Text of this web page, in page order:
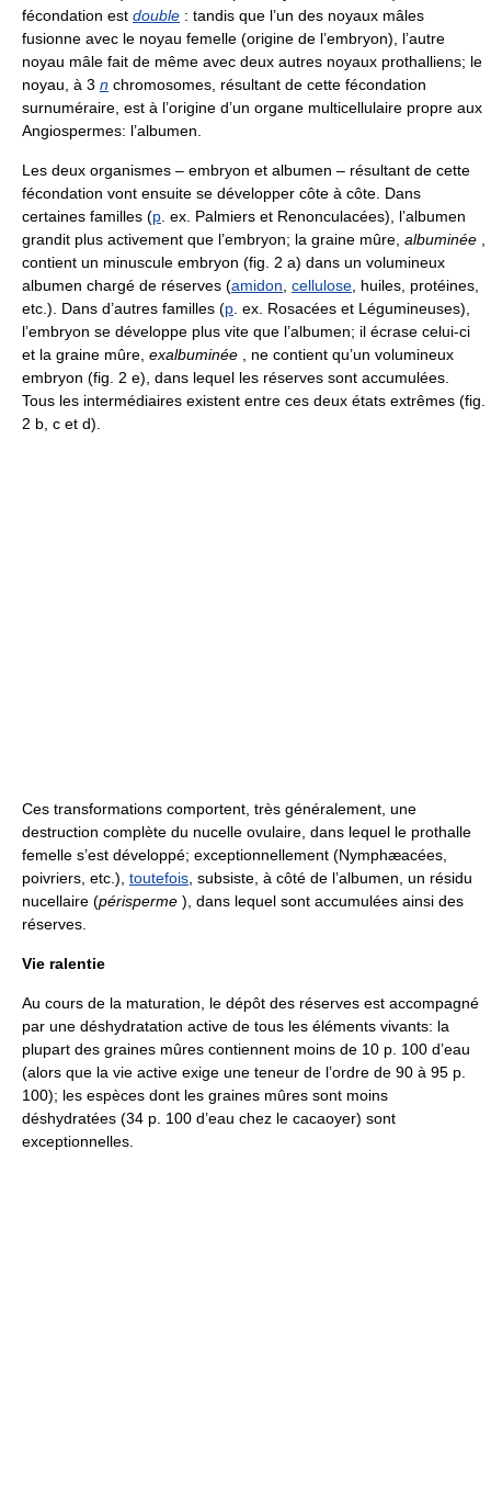
fécondation est double : tandis que l’un des noyaux mâles
fusionne avec le noyau femelle (origine de l’embryon), l’autre
noyau mâle fait de même avec deux autres noyaux prothalliens; le
noyau, à 3 n chromosomes, résultant de cette fécondation
surnuméraire, est à l’origine d’un organe multicellulaire propre aux
Angiospermes: l’albumen.
Les deux organismes – embryon et albumen – résultant de cette
fécondation vont ensuite se développer côte à côte. Dans
certaines familles (p . ex. Palmiers et Renonculacées), l’albumen
grandit plus activement que l’embryon; la graine mûre, albuminée
contient un minuscule embryon (fig. 2 a) dans un volumineux
albumen chargé de réserves (amidon cellulose , huiles, protéines,
etc.). Dans d’autres familles (p . ex. Rosacées et Légumineuses),
l’embryon se développe plus vite que l’albumen; il écrase celui-ci
et la graine mûre, exalbuminée , ne contient qu’un volumineux
embryon (fig. 2 e), dans lequel les réserves sont accumulées.
Tous les intermédiaires existent entre ces deux états extrêmes (fig.
2 b, c et d).
Ces transformations comportent, très généralement, une
destruction complète du nucelle ovulaire, dans lequel le prothalle
femelle s’est développé; exceptionnellement (Nymphæacées,
poivriers, etc.), toutefois , subsiste, à côté de l’albumen, un résidu
nucellaire (périsperme ), dans lequel sont accumulées ainsi des
réserves.
Vie ralentie
Au cours de la maturation, le dépôt des réserves est accompagné
par une déshydratation active de tous les éléments vivants: la
plupart des graines mûres contiennent moins de 10 p. 100 d’eau
(alors que la vie active exige une teneur de l’ordre de 90 à 95 p.
100); les espèces dont les graines mûres sont moins
déshydratées (34 p. 100 d’eau chez le cacaoyer) sont
exceptionnelles.